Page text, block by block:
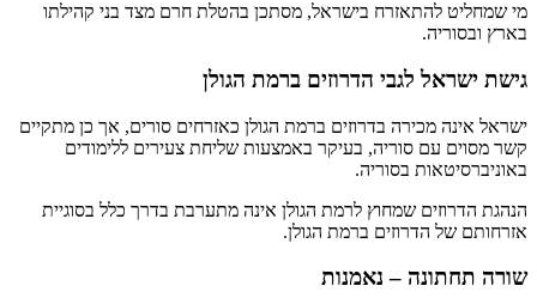
מי שמחליט להתאזרח בישראל, מסתכן בהטלת חרם מצד בני קהילתו
בארץ ובסוריה.
גישת ישראל לגבי הדרוזים ברמת הגולן
ישראל אינה מכירה בדרוזים ברמת הגולן כאזרחים סורים, אך כן מתקיים
קשר מסוים עם סוריה, בעיקר באמצעות שליחת צעירים ללימודים
באוניברסיטאות בסוריה.
הנהגת הדרוזים שמחוץ לרמת הגולן אינה מתערבת בדרך כלל בסוגיית
אזרחותם של הדרוזים ברמת הגולן.
שורה תחתונה – נאמנות